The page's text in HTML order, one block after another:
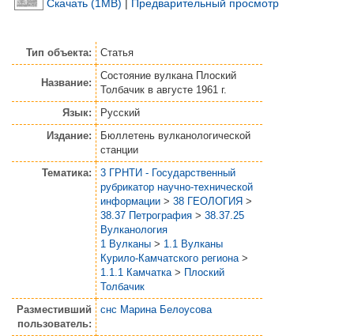
Скачать (1MB) | Предварительный просмотр
Тип объекта: Статья
Название:
Состояние вулкана Плоский
Толбачик в августе 1961 г.
Язык:
Русский
Издание:
Бюллетень вулканологической
станции
Тематика:
3 ГРНТИ - Государственный
рубрикатор научно-технической
информации > 38 ГЕОЛОГИЯ >
38.37 Петрография > 38.37.25
Вулканология
1 Вулканы > 1.1 Вулканы
Курило-Камчатского региона >
1.1.1 Камчатка > Плоский
Толбачик
Разместивший
пользователь:
снс Марина Белоусова